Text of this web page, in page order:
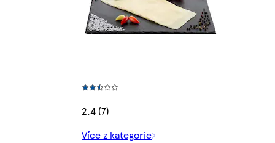
2.4 (7)
Více z kategorie